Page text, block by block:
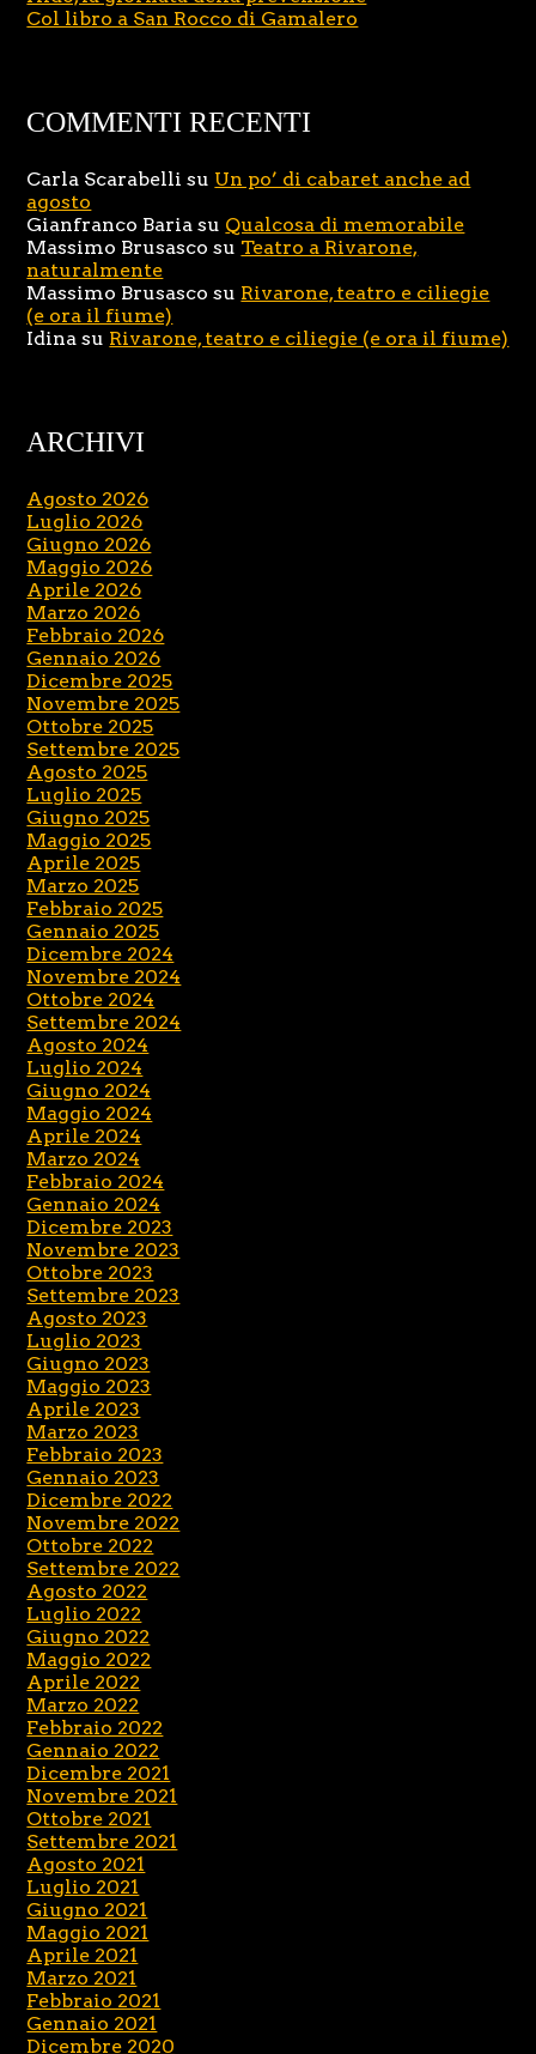
Col libro a San Rocco di Gamalero
COMMENTI RECENTI
Carla Scarabelli su Un po’ di cabaret anche ad
agosto
Gianfranco Baria su Qualcosa di memorabile
Massimo Brusasco su Teatro a Rivarone,
naturalmente
Massimo Brusasco su Rivarone, teatro e ciliegie
(e ora il fiume)
Idina su Rivarone, teatro e ciliegie (e ora il fiume)
ARCHIVI
Agosto 2026
Luglio 2026
Giugno 2026
Maggio 2026
Aprile 2026
Marzo 2026
Febbraio 2026
Gennaio 2026
Dicembre 2025
Novembre 2025
Ottobre 2025
Settembre 2025
Agosto 2025
Luglio 2025
Giugno 2025
Maggio 2025
Aprile 2025
Marzo 2025
Febbraio 2025
Gennaio 2025
Dicembre 2024
Novembre 2024
Ottobre 2024
Settembre 2024
Agosto 2024
Luglio 2024
Giugno 2024
Maggio 2024
Aprile 2024
Marzo 2024
Febbraio 2024
Gennaio 2024
Dicembre 2023
Novembre 2023
Ottobre 2023
Settembre 2023
Agosto 2023
Luglio 2023
Giugno 2023
Maggio 2023
Aprile 2023
Marzo 2023
Febbraio 2023
Gennaio 2023
Dicembre 2022
Novembre 2022
Ottobre 2022
Settembre 2022
Agosto 2022
Luglio 2022
Giugno 2022
Maggio 2022
Aprile 2022
Marzo 2022
Febbraio 2022
Gennaio 2022
Dicembre 2021
Novembre 2021
Ottobre 2021
Settembre 2021
Agosto 2021
Luglio 2021
Giugno 2021
Maggio 2021
Aprile 2021
Marzo 2021
Febbraio 2021
Gennaio 2021
Dicembre 2020